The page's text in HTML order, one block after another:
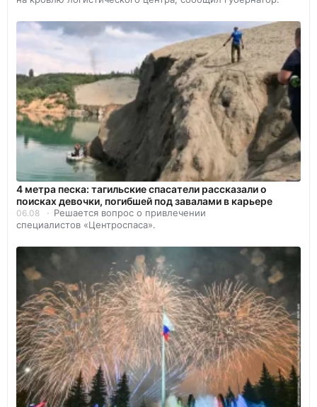
4 метра песка: тагильские спасатели рассказали о
поисках девочки, погибшей под завалами в карьере
06.08
Решается вопрос о привлечении
специалистов «Центроспаса».